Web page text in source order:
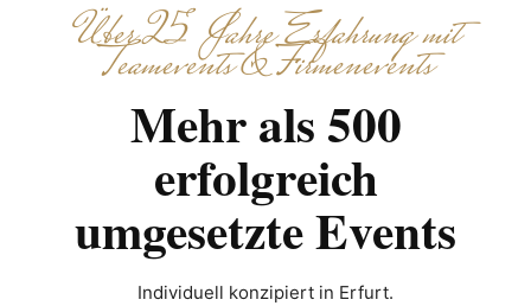
Über 25 Jahre Erfahrung mit
Teamevents & Firmenevents
Mehr als 500
erfolgreich
umgesetzte Events
Individuell konzipiert in Erfurt.